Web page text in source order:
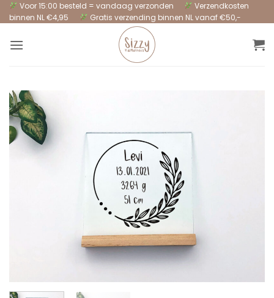
Ga
naar
inhoud
Voor 15:00 besteld = vandaag verzonden
Verzendkosten
binnen NL €4,95
Gratis verzending binnen NL vanaf €50,-